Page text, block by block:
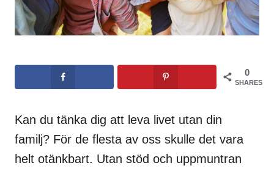
0
SHARES
Kan du tänka dig att leva livet utan din
familj? För de flesta av oss skulle det vara
helt otänkbart. Utan stöd och uppmuntran